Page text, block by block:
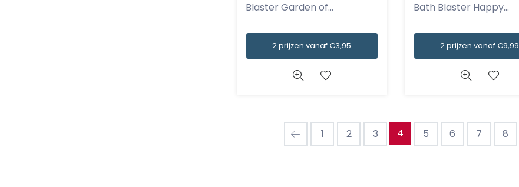
Blaster Garden of...
2 prijzen vanaf €3,95
Bath Blaster Happy...
2 prijzen vanaf €9,99
1 2 3 4 5 6 7 8